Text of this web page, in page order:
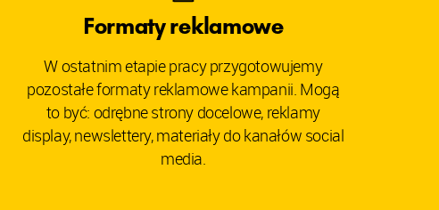
Formaty reklamowe
W ostatnim etapie pracy przygotowujemy
pozostałe formaty reklamowe kampanii. Mogą
to być: odrębne strony docelowe, reklamy
display, newslettery, materiały do kanałów social
media.